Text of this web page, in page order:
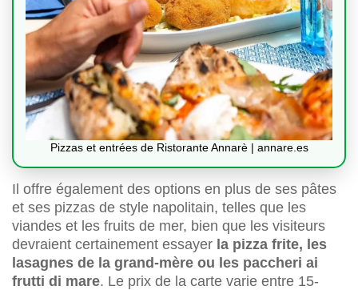
Pizzas et entrées de Ristorante Annarè | annare.es
Il offre également des options en plus de ses pâtes
et ses pizzas de style napolitain, telles que les
viandes et les fruits de mer, bien que les visiteurs
devraient certainement essayer la pizza frite, les
lasagnes de la grand-mère ou les paccheri ai
frutti di mare. Le prix de la carte varie entre 15-